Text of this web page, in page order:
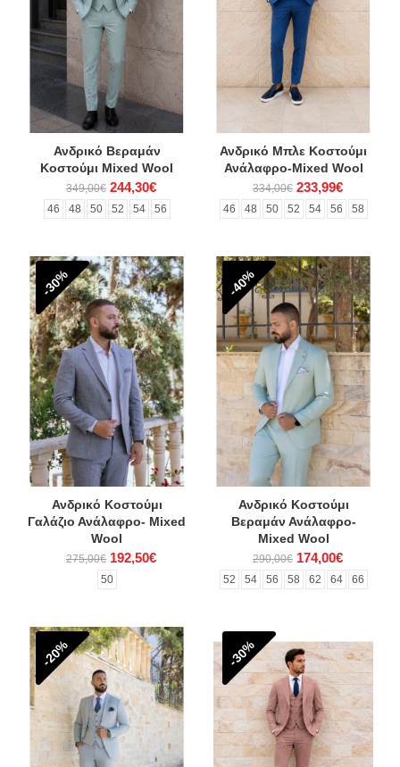
Ανδρικό Βεραμάν
Κοστούμι Mixed Wool
349,00€ 244,30€
46 48 50 52 54 56
Ανδρικό Μπλε Κοστούμι
Ανάλαφρο-Mixed Wool
334,00€ 233,99€
46 48 50 52 54 56 58
-30%
Ανδρικό Κοστούμι
Γαλάζιο Ανάλαφρο- Mixed
Wool
275,00€ 192,50€
50
-40%
Ανδρικό Κοστούμι
Βεραμάν Ανάλαφρο-
Mixed Wool
290,00€ 174,00€
52 54 56 58 62 64 66
-20% -30%